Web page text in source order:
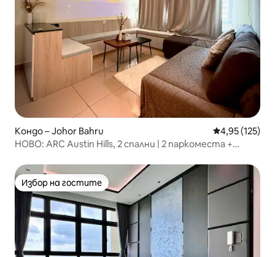
Кондо – Johor Bahru Средна
4,95 (125)
НОВО: ARC Austin Hills, 2 спални | 2 паркоместа +
Избор на гостите
Избор на гостите